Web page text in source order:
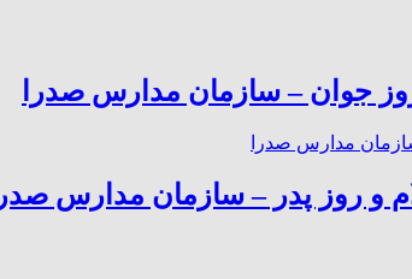
جوان – سازمان مدارس صدرا
و روز پدر – سازمان مدارس صدرا